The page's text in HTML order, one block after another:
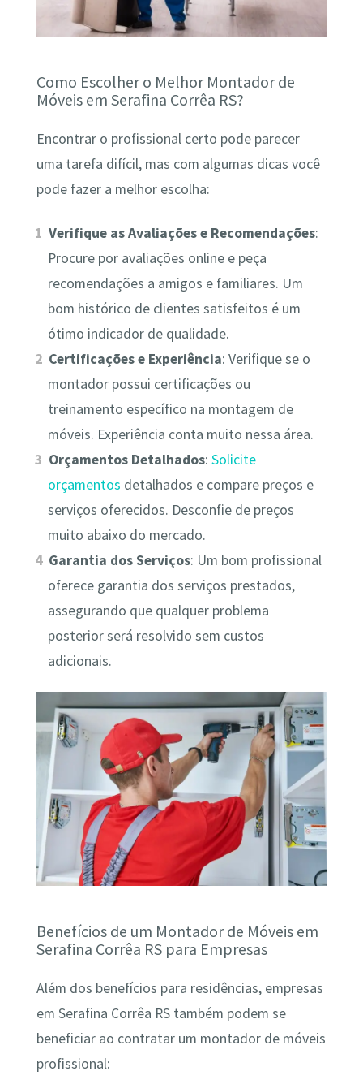
Como Escolher o Melhor Montador de
Móveis em Serafina Corrêa RS?
Encontrar o profissional certo pode parecer
uma tarefa difícil, mas com algumas dicas você
pode fazer a melhor escolha:
Verifique as Avaliações e Recomendações:
Procure por avaliações online e peça
recomendações a amigos e familiares. Um
bom histórico de clientes satisfeitos é um
ótimo indicador de qualidade.
Certificações e Experiência: Verifique se o
montador possui certificações ou
treinamento específico na montagem de
móveis. Experiência conta muito nessa área.
Orçamentos Detalhados:Solicite
orçamentos detalhados e compare preços e
serviços oferecidos. Desconfie de preços
muito abaixo do mercado.
Garantia dos Serviços: Um bom profissional
oferece garantia dos serviços prestados,
assegurando que qualquer problema
posterior será resolvido sem custos
adicionais.
Benefícios de um Montador de Móveis em
Serafina Corrêa RS para Empresas
Além dos benefícios para residências, empresas
em Serafina Corrêa RS também podem se
beneficiar ao contratar um montador de móveis
profissional: